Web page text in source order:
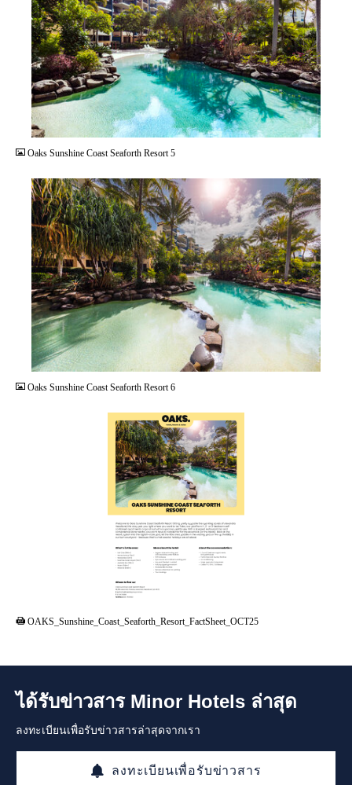
JPG
Oaks Sunshine Coast Seaforth Resort 5
JPG
Oaks Sunshine Coast Seaforth Resort 6
OAKS_Sunshine_Coast_Seaforth_Resort_FactSheet_OCT25
ได้รับข่าวสาร Minor Hotels ล่าสุด
ลงทะเบียนเพื่อรับข่าวสารล่าสุดจากเรา
ลงทะเบียนเพื่อรับข่าวสาร